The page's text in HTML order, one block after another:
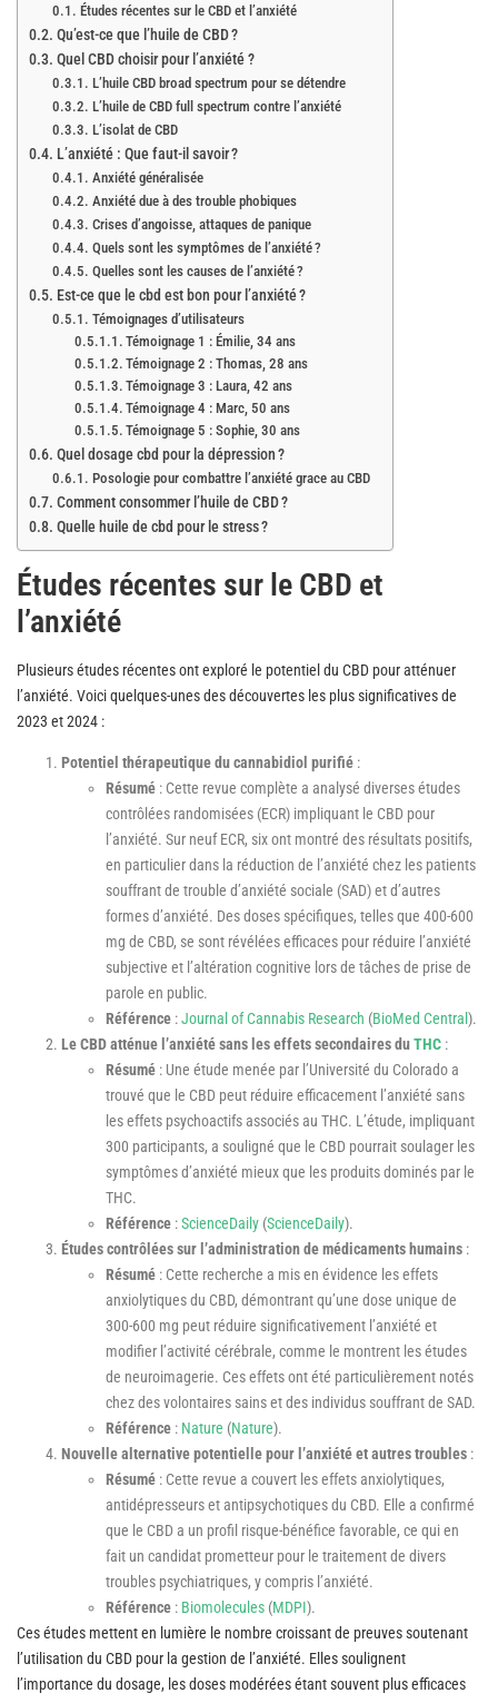
Études récentes sur le CBD et l’anxiété
Qu’est-ce que l’huile de CBD ?
Quel CBD choisir pour l’anxiété ?
L’huile CBD broad spectrum pour se détendre
L’huile de CBD full spectrum contre l’anxiété
L’isolat de CBD
L’anxiété : Que faut-il savoir ?
Anxiété généralisée
Anxiété due à des trouble phobiques
Crises d’angoisse, attaques de panique
Quels sont les symptômes de l’anxiété ?
Quelles sont les causes de l’anxiété ?
Est-ce que le cbd est bon pour l’anxiété ?
Témoignages d’utilisateurs
Témoignage 1 : Émilie, 34 ans
Témoignage 2 : Thomas, 28 ans
Témoignage 3 : Laura, 42 ans
Témoignage 4 : Marc, 50 ans
Témoignage 5 : Sophie, 30 ans
Quel dosage cbd pour la dépression ?
Posologie pour combattre l’anxiété grace au CBD
Comment consommer l’huile de CBD ?
Quelle huile de cbd pour le stress ?
Études récentes sur le CBD et
l’anxiété
Plusieurs études récentes ont exploré le potentiel du CBD pour atténuer
l’anxiété. Voici quelques-unes des découvertes les plus significatives de
2023 et 2024 :
Potentiel thérapeutique du cannabidiol purifié :
Résumé : Cette revue complète a analysé diverses études
contrôlées randomisées (ECR) impliquant le CBD pour
l’anxiété. Sur neuf ECR, six ont montré des résultats positifs,
en particulier dans la réduction de l’anxiété chez les patients
souffrant de trouble d’anxiété sociale (SAD) et d’autres
formes d’anxiété. Des doses spécifiques, telles que 400-600
mg de CBD, se sont révélées efficaces pour réduire l’anxiété
subjective et l’altération cognitive lors de tâches de prise de
parole en public.
Référence :Journal of Cannabis Research ​ (BioMed Central )​.
Le CBD atténue l’anxiété sans les effets secondaires duTHC :
Résumé : Une étude menée par l’Université du Colorado a
trouvé que le CBD peut réduire efficacement l’anxiété sans
les effets psychoactifs associés au THC. L’étude, impliquant
300 participants, a souligné que le CBD pourrait soulager les
symptômes d’anxiété mieux que les produits dominés par le
THC.
Référence :ScienceDaily ​ (ScienceDaily)​.
Études contrôlées sur l’administration de médicaments humains :
Résumé : Cette recherche a mis en évidence les effets
anxiolytiques du CBD, démontrant qu’une dose unique de
300-600 mg peut réduire significativement l’anxiété et
modifier l’activité cérébrale, comme le montrent les études
de neuroimagerie. Ces effets ont été particulièrement notés
chez des volontaires sains et des individus souffrant de SAD.
Référence : Nature ​ (Nature)​.
Nouvelle alternative potentielle pour l’anxiété et autres troubles :
Résumé : Cette revue a couvert les effets anxiolytiques,
antidépresseurs et antipsychotiques du CBD. Elle a confirmé
que le CBD a un profil risque-bénéfice favorable, ce qui en
fait un candidat prometteur pour le traitement de divers
troubles psychiatriques, y compris l’anxiété.
Référence : Biomolecules ​ (MDPI)​.
Ces études mettent en lumière le nombre croissant de preuves soutenant
l’utilisation du CBD pour la gestion de l’anxiété. Elles soulignent
l’importance du dosage, les doses modérées étant souvent plus efficaces